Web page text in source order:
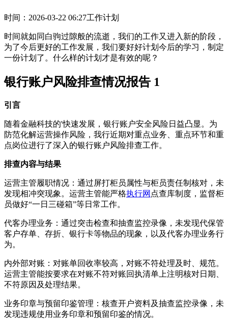
时间：2026-03-22 06:27工作计划
时间就如同白驹过隙般的流逝，我们的工作又进入新的阶段，
为了今后更好的工作发展，我们要好好计划今后的学习，制定
一份计划了。什么样的计划才是有效的呢？
银行账户风险排查情况报告 1
引言
随着金融科技的'快速发展，银行账户安全风险日益凸显。为
防范化解运营操作风险，我行近期对重点业务、重点环节和重
点岗位进行了深入的银行账户风险排查工作。
排查内容与结果
运营主管履职情况：通过屏打柜员属性与柜员责任制核对，未
发现相冲突现象。运营主管能严格执行网 点查库制度，监督柜
员做好“一日三碰箱”等日常工作。
代客办理业务：通过突击检查和抽查监控录像，未发现代保管
客户存单、存折、银行卡等物品的现象，以及代客办理业务行
为。
内外部对账：对账单回收率较高，对账不符处理及时、规范。
运营主管能按要求在对账不符对账回执清单上注明核对日期、
不符原因及处理结果。
业务印章与预留印鉴管理：核查开户资料及抽查监控录像，未
发现违规使用业务印章和预留印鉴的情况。